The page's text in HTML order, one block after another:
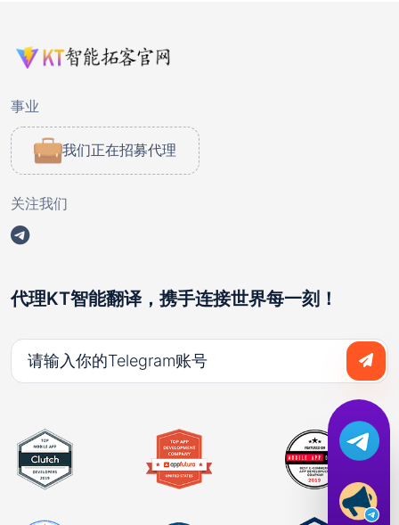
事业
我们正在招募代理
关注我们
代理KT智能翻译，携手连接世界每一刻！